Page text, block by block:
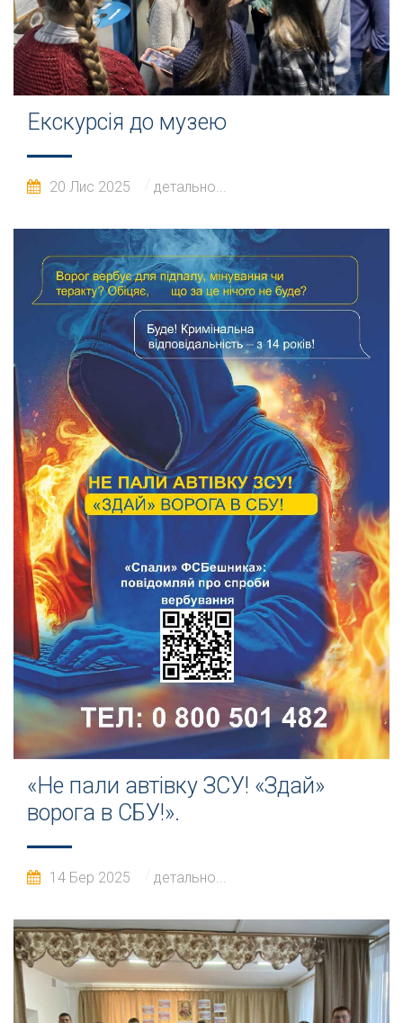
Екскурсія до музею
20 Лис 2025 детально...
«Не пали автівку ЗСУ! «Здай»
ворога в СБУ!».
14 Бер 2025 детально...